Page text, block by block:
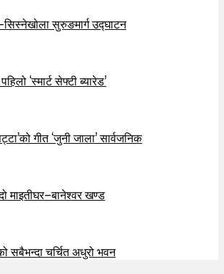
सुरुङमार्ग उद्घाटन
‘स्मार्ट सेफ्टी ब्यारेड’
गीत ‘जुनी जाला’ सार्वजनिक
माइतीघर–बानेश्वर खण्ड
सबैभन्दा चर्चित अधुरो भवन